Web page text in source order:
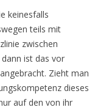
keinesfalls
teils mit
zwischen
ist das vor
Zieht man
dieses
auf den von ihr